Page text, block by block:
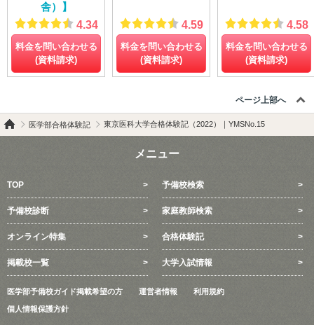
舎）】
4.34
料金を問い合わせる
(資料請求)
4.59
料金を問い合わせる
(資料請求)
4.58
料金を問い合わせる
(資料請求)
ページ上部へ
医学部合格体験記 東京医科大学合格体験記（2022）｜YMSNo.15
メニュー
TOP 予備校検索
予備校診断 家庭教師検索
オンライン特集 合格体験記
掲載校一覧 大学入試情報
医学部予備校ガイド掲載希望の方 運営者情報 利用規約
個人情報保護方針